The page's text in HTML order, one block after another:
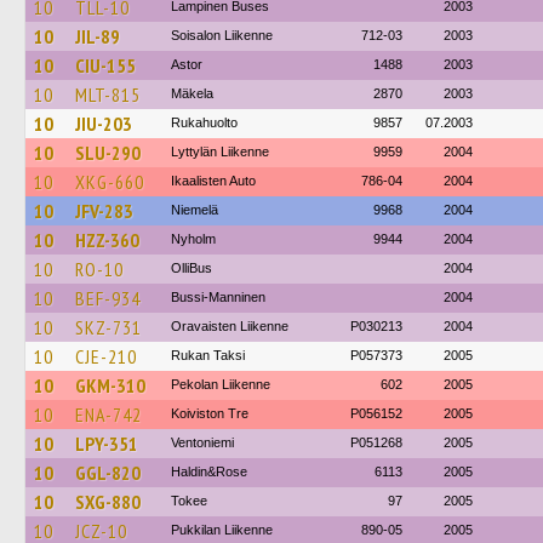
10 TLL-10 Lampinen Buses 2003
10 JIL-89 Soisalon Liikenne 712-03 2003
10 CIU-155 Astor 1488 2003
10 MLT-815 Mäkela 2870 2003
10 JIU-203 Rukahuolto 9857 07.2003
10 SLU-290 Lyttylän Liikenne 9959 2004
10 XKG-660 Ikaalisten Auto 786-04 2004
10 JFV-283 Niemelä 9968 2004
10 HZZ-360 Nyholm 9944 2004
10 RO-10 OlliBus 2004
10 BEF-934 Bussi-Manninen 2004
10 SKZ-731 Oravaisten Liikenne P030213 2004
10 CJE-210 Rukan Taksi P057373 2005
10 GKM-310 Pekolan Liikenne 602 2005
10 ENA-742 Koiviston Tre P056152 2005
10 LPY-351 Ventoniemi P051268 2005
10 GGL-820 Haldin&Rose 6113 2005
10 SXG-880 Tokee 97 2005
10 JCZ-10 Pukkilan Liikenne 890-05 2005